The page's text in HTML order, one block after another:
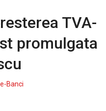
TVA-
promulgata
Banci